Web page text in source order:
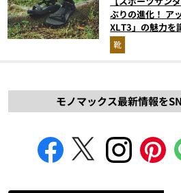
ぶりの進化！ ア
XLT3」の魅力を
解説！
靴
モノマックス最新情報を